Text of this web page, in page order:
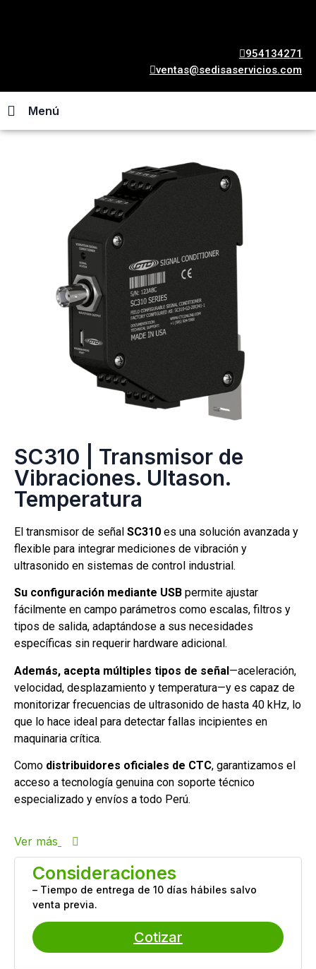
954134271
ventas@sedisaservicios.com
Menú
SC310 | Transmisor de
Vibraciones. Ultason.
Temperatura
El transmisor de señal SC310 es una solución avanzada y
flexible para integrar mediciones de vibración y
ultrasonido en sistemas de control industrial.
Su configuración mediante USB permite ajustar
fácilmente en campo parámetros como escalas, filtros y
tipos de salida, adaptándose a sus necesidades
específicas sin requerir hardware adicional.
Además, acepta múltiples tipos de señal—aceleración,
velocidad, desplazamiento y temperatura—y es capaz de
monitorizar frecuencias de ultrasonido de hasta 40 kHz, lo
que lo hace ideal para detectar fallas incipientes en
maquinaria crítica.
Como distribuidores oficiales de CTC, garantizamos el
acceso a tecnología genuina con soporte técnico
especializado y envíos a todo Perú.
Ver más
Consideraciones
– Tiempo de entrega de 10 días hábiles salvo
venta previa.
Cotizar